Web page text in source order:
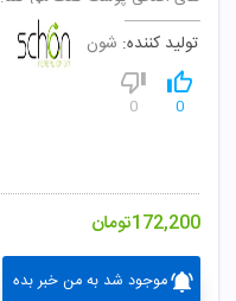
تولید کننده: شون
0
0
172,200تومان
موجود شد به من خبر بده